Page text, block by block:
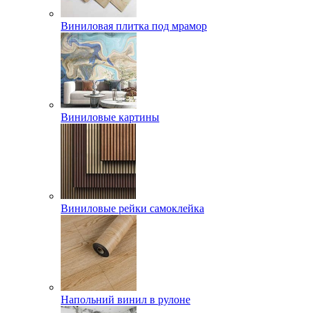
Виниловая плитка под мрамор
Виниловые картины
Виниловые рейки самоклейка
Напольний винил в рулоне